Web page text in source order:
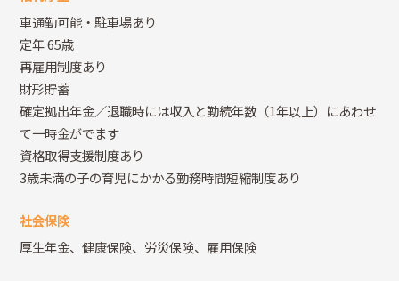
車通勤可能・駐車場あり
定年 65歳
再雇用制度あり
財形貯蓄
確定拠出年金／退職時には収入と勤続年数（1年以上）にあわせ
て一時金がでます
資格取得支援制度あり
3歳未満の子の育児にかかる勤務時間短縮制度あり
社会保険
厚生年金、健康保険、労災保険、雇用保険